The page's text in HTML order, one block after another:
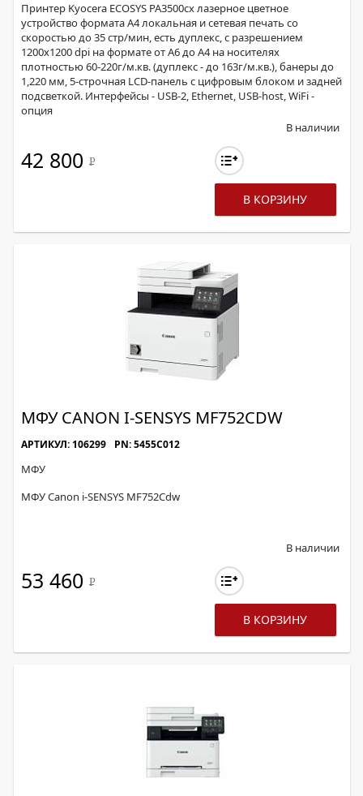
Принтер Kyocera ECOSYS PA3500cx лазерное цветное
устройство формата А4 локальная и сетевая печать со
скоростью до 35 стр/мин, есть дуплекс, с разрешением
1200х1200 dpi на формате от А6 до А4 на носителях
плотностью 60-220г/м.кв. (дуплекс - до 163г/м.кв.), банеры до
1,220 мм, 5-строчная LCD-панель с цифровым блоком и задней
подсветкой. Интерфейсы - USB-2, Ethernet, USB-host, WiFi -
опция
В наличии
42 800 Р
В КОРЗИНУ
МФУ CANON I-SENSYS MF752CDW
АРТИКУЛ: 106299 PN: 5455C012
МФУ
МФУ Canon i-SENSYS MF752Cdw
В наличии
53 460 Р
В КОРЗИНУ